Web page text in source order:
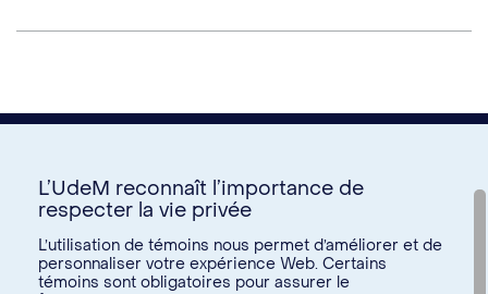
Nous joindre
Voir tous les liens
L’UdeM reconnaît l’importance de
respecter la vie privée
L’utilisation de témoins nous permet d’améliorer et de
personnaliser votre expérience Web. Certains
témoins sont obligatoires pour assurer le